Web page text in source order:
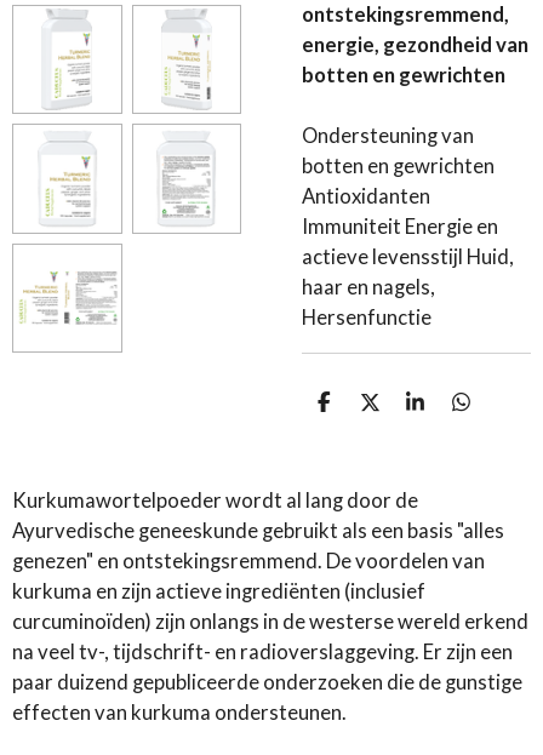
ontstekingsremmend,
energie, gezondheid van
botten en gewrichten
Ondersteuning van
botten en gewrichten
Antioxidanten
Immuniteit Energie en
actieve levensstijl Huid,
haar en nagels,
Hersenfunctie
D
n
D
S
e
D
Kurkumawortelpoeder wordt al lang door de
Ayurvedische geneeskunde gebruikt als een basis "alles
genezen" en ontstekingsremmend. De voordelen van
kurkuma en zijn actieve ingrediënten (inclusief
curcuminoïden) zijn onlangs in de westerse wereld erkend
na veel tv-, tijdschrift- en radioverslaggeving. Er zijn een
paar duizend gepubliceerde onderzoeken die de gunstige
effecten van kurkuma ondersteunen.